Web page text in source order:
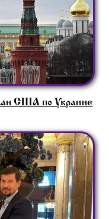
США по Украине